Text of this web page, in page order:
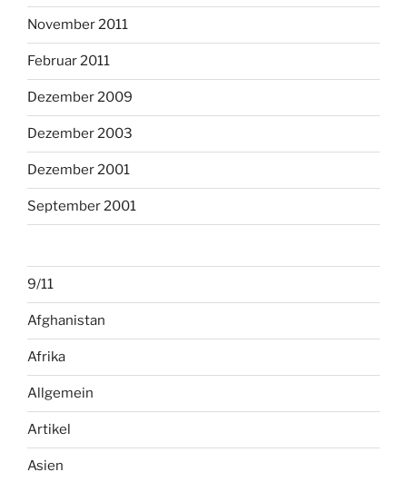
November 2011
Februar 2011
Dezember 2009
Dezember 2003
Dezember 2001
September 2001
9/11
Afghanistan
Afrika
Allgemein
Artikel
Asien